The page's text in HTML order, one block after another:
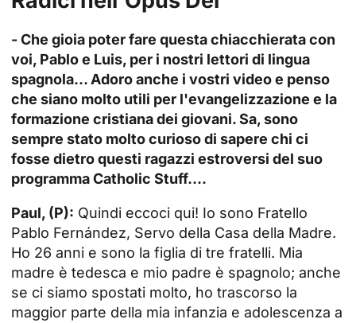
- Che gioia poter fare questa chiacchierata con
voi, Pablo e Luis, per i nostri lettori di lingua
spagnola... Adoro anche i vostri video e penso
che siano molto utili per l'evangelizzazione e la
formazione cristiana dei giovani. Sa, sono
sempre stato molto curioso di sapere chi ci
fosse dietro questi ragazzi estroversi del suo
programma Catholic Stuff....
Paul, (P): Quindi eccoci qui! Io sono Fratello
Pablo Fernández, Servo della Casa della Madre.
Ho 26 anni e sono la figlia di tre fratelli. Mia
madre è tedesca e mio padre è spagnolo; anche
se ci siamo spostati molto, ho trascorso la
maggior parte della mia infanzia e adolescenza a